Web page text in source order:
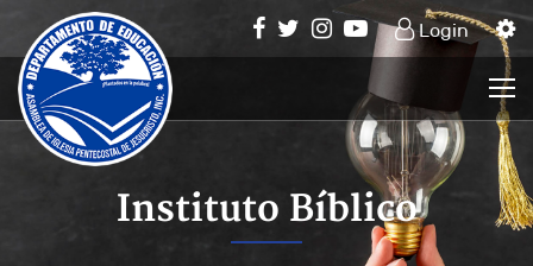
Login
Instituto Bíblico